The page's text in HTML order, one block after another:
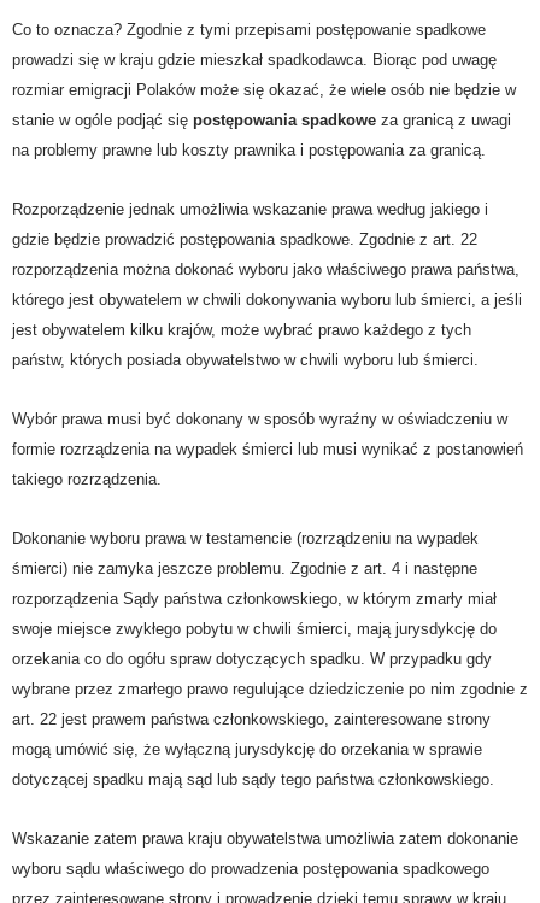
Co to oznacza? Zgodnie z tymi przepisami postępowanie spadkowe
prowadzi się w kraju gdzie mieszkał spadkodawca. Biorąc pod uwagę
rozmiar emigracji Polaków może się okazać, że wiele osób nie będzie w
stanie w ogóle podjąć się postępowania spadkowe za granicą z uwagi
na problemy prawne lub koszty prawnika i postępowania za granicą.
Rozporządzenie jednak umożliwia wskazanie prawa według jakiego i
gdzie będzie prowadzić postępowania spadkowe. Zgodnie z art. 22
rozporządzenia można dokonać wyboru jako właściwego prawa państwa,
którego jest obywatelem w chwili dokonywania wyboru lub śmierci, a jeśli
jest obywatelem kilku krajów, może wybrać prawo każdego z tych
państw, których posiada obywatelstwo w chwili wyboru lub śmierci.
Wybór prawa musi być dokonany w sposób wyraźny w oświadczeniu w
formie rozrządzenia na wypadek śmierci lub musi wynikać z postanowień
takiego rozrządzenia.
Dokonanie wyboru prawa w testamencie (rozrządzeniu na wypadek
śmierci) nie zamyka jeszcze problemu. Zgodnie z art. 4 i następne
rozporządzenia Sądy państwa członkowskiego, w którym zmarły miał
swoje miejsce zwykłego pobytu w chwili śmierci, mają jurysdykcję do
orzekania co do ogółu spraw dotyczących spadku. W przypadku gdy
wybrane przez zmarłego prawo regulujące dziedziczenie po nim zgodnie z
art. 22 jest prawem państwa członkowskiego, zainteresowane strony
mogą umówić się, że wyłączną jurysdykcję do orzekania w sprawie
dotyczącej spadku mają sąd lub sądy tego państwa członkowskiego.
Wskazanie zatem prawa kraju obywatelstwa umożliwia zatem dokonanie
wyboru sądu właściwego do prowadzenia postępowania spadkowego
przez zainteresowane strony i prowadzenie dzięki temu sprawy w kraju.